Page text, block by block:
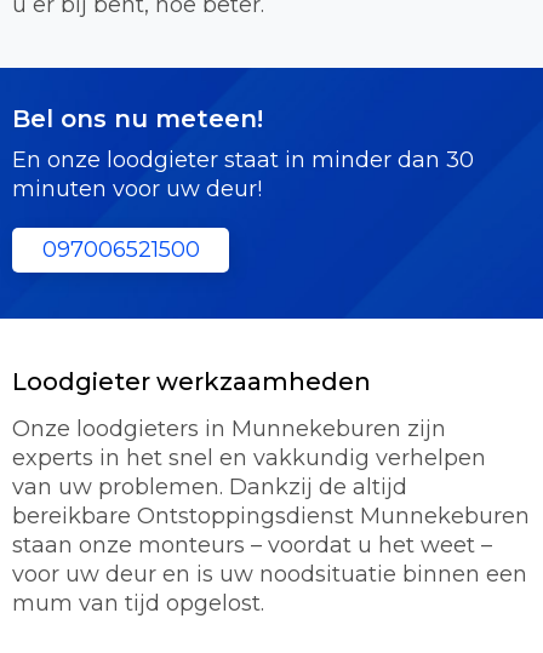
Bel ons nu meteen!
En onze loodgieter staat in minder dan 30
minuten voor uw deur!
097006521500
Loodgieter werkzaamheden
Onze loodgieters in Munnekeburen zijn
experts in het snel en vakkundig verhelpen
van uw problemen. Dankzij de altijd
bereikbare Ontstoppingsdienst Munnekeburen
staan onze monteurs – voordat u het weet –
voor uw deur en is uw noodsituatie binnen een
mum van tijd opgelost.